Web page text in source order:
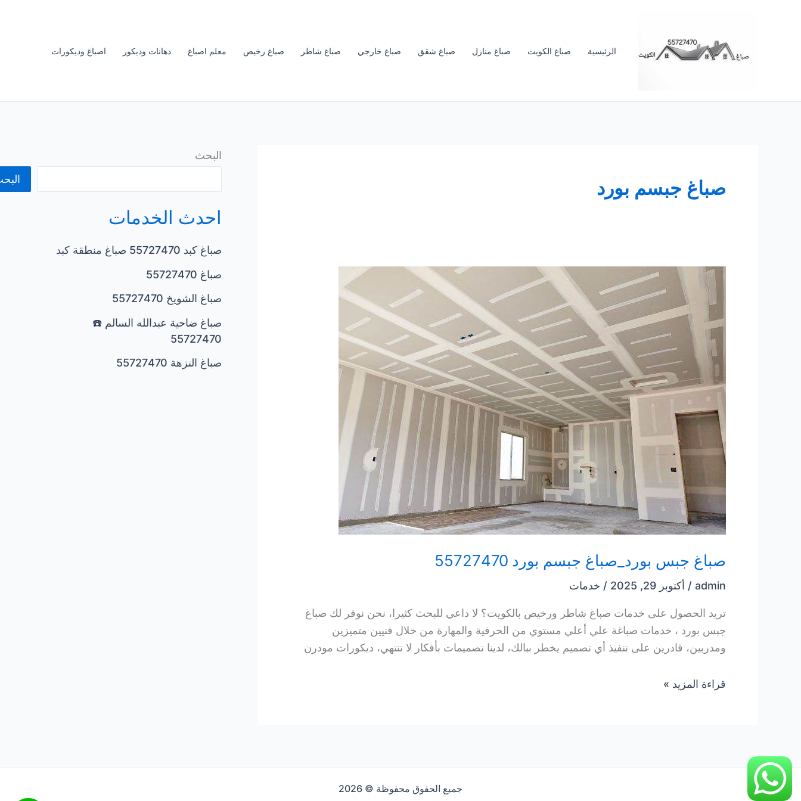
الرئيسية صباغ الكويت صباغ منازل صباغ شقق صباغ خارجي صباغ شاطر صباغ رخيص معلم اصباغ دهانات وديكور اصباغ وديكورات
صباغ جبسم بورد
صباغ جبس بورد_صباغ جبسم بورد 55727470
admin
/ أكتوبر 29, 2025 / خدمات
تريد الحصول على خدمات صباغ شاطر ورخيص بالكويت؟ لا داعي للبحث كثيرا، نحن نوفر لك صباغ
جبس بورد ، خدمات صباغة علي أعلي مستوي من الحرفية والمهارة من خلال فنيين متميزين
ومدربين، قادرين على تنفيذ أي تصميم يخطر ببالك، لدينا تصميمات بأفكار لا تنتهي، ديكورات مودرن
صباغ
55727470
قراءة المزيد »
البحث
احدث الخدمات
صباغ كبد 55727470 صباغ منطقة كبد
صباغ 55727470
صباغ الشويخ 55727470
صباغ ضاحية عبدالله السالم ☎️
55727470
صباغ النزهة 55727470
جميع الحقوق محفوظة © 2026